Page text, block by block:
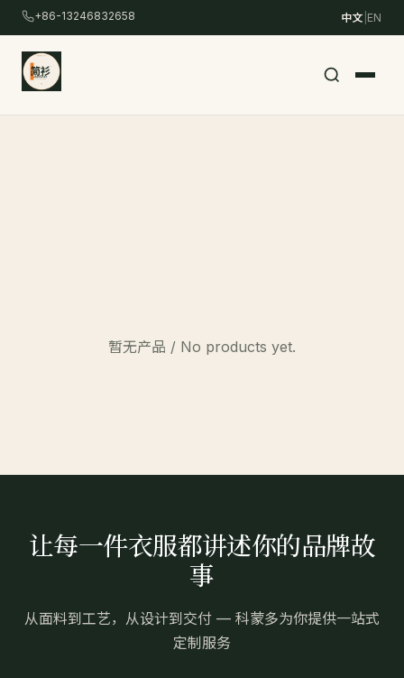
转
+86-13246832658 中文 EN
暂无产品 / No products yet.
让每一件衣服都讲述你的品牌故
事
从面料到工艺，从设计到交付 — 科蒙多为你提供一站式
定制服务